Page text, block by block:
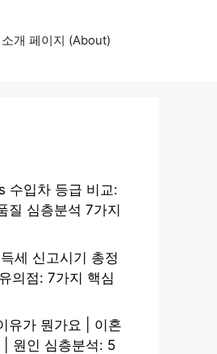
소개 페이지 (About)
수입차 등급 비교:
질 심층분석 7가지
세 신고시기 총정
의점: 7가지 핵심
유가 뭔가요 | 이혼
원인 심층분석: 5